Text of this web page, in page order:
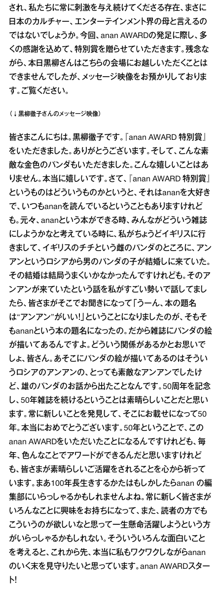
され、私たちに常に刺激を与え続けてくださる存在、まさに
日本のカルチャー、エンターテインメント界の母と言えるの
ではないでしょうか。今回、anan AWARDの発足に際し、多
くの感謝を込めて、特別賞を贈らせていただきます。残念な
がら、本日黒柳さんはこちらの会場にお越しいただくことは
できませんでしたが、メッセージ映像をお預かりしておりま
す。ご覧ください。
（↓黒柳徹子さんのメッセージ映像）
皆さまこんにちは。黒柳徹子です。『anan AWARD 特別賞』
をいただきました。ありがとうございます。そして、こんな素
敵な金色のパンダもいただきました。こんな嬉しいことはあ
りません。本当に嬉しいです。さて、『anan AWARD 特別賞』
というものはどういうものかというと、それはananを大好き
で、いつもananを読んでいるということもありますけれど
も。元々、ananという本ができる時、みんながどういう雑誌
にしようかなと考えている時に、私がちょうどイギリスに行
きまして、イギリスのチチという雌のパンダのところに、アン
アンというロシアから男のパンダの子が結婚しに来ていた。
その結婚は結局うまくいかなかったんですけれども。そのア
ンアンが来ていたという話を私がすごい勢いで話してまし
たら、皆さまがそこでお聞きになって「うーん、本の題名
は“アンアン”がいい！」ということになりましたのが、そもそ
もananという本の題名になったの。だから雑誌にパンダの絵
が描いてあるんですよ。どういう関係があるかとお思いで
しょ、皆さん。あそこにパンダの絵が描いてあるのはそうい
うロシアのアンアンの、とっても素敵なアンアンでしたけ
ど、雄のパンダのお話から出たことなんです。50周年を記念
し、50年雑誌を続けるということは素晴らしいことだと思い
ます。常に新しいことを発見して、そこにお載せになって50
年。本当におめでとうございます。50年ということで、この
anan AWARDをいただいたことになるんですけれども、毎
年、色んなことでアワードができるんだと思いますけれど
も、皆さまが素晴らしいご活躍をされることを心から祈って
います。まあ100年長生きするかたはもしかしたらanan の編
集部にいらっしゃるかもしれませんよね。常に新しく皆さまが
いろんなことに興味をお持ちになって、また、読者の方でも
こういうのが欲しいなと思って一生懸命活躍しようという方
がいらっしゃるかもしれない。そういういろんな面白いこと
を考えると、これから先、本当に私もワクワクしながらanan
のいく末を見守りたいと思っています。anan AWARDスター
ト！